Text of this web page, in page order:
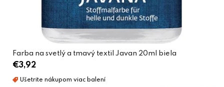
Farba na svetlý a tmavý textil Javan 20ml biela
€3,92